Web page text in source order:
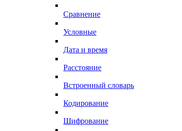
Сравнение
Условные
Дата и время
Расстояние
Встроенный словарь
Кодирование
Шифрование